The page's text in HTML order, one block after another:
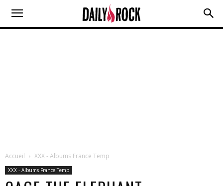
Accueil XXX - Albums France Temp
XXX - Albums France Temp